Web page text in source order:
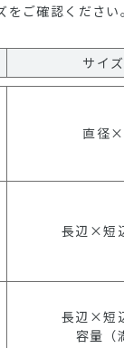
ご確認ください
サイ
直径×
長辺×短
長辺×短
容量（